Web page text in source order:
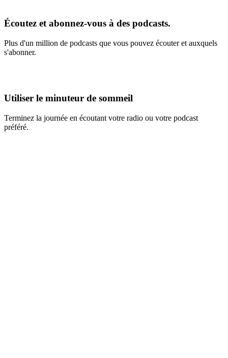
Écoutez et abonnez-vous à des podcasts.
Plus d'un million de podcasts que vous pouvez écouter et auxquels
s'abonner.
Utiliser le minuteur de sommeil
Terminez la journée en écoutant votre radio ou votre podcast
préféré.